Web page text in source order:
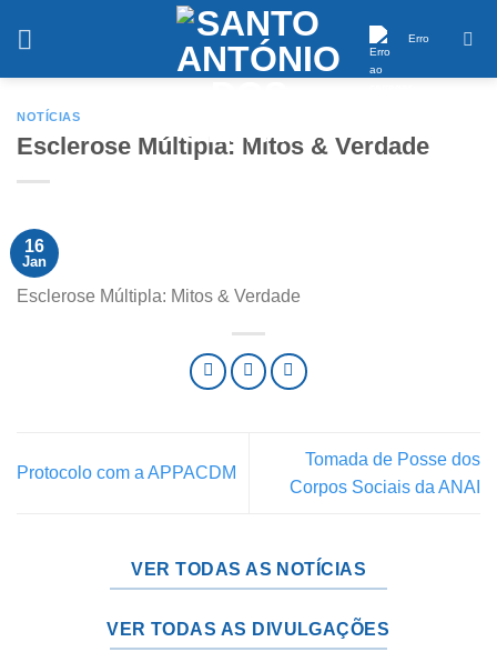
Erro
NOTÍCIAS
Esclerose Múltipla: Mitos & Verdade
16
Jan
Esclerose Múltipla: Mitos & Verdade
Protocolo com a APPACDM
Tomada de Posse dos
Corpos Sociais da ANAI
VER TODAS AS NOTÍCIAS
VER TODAS AS DIVULGAÇÕES